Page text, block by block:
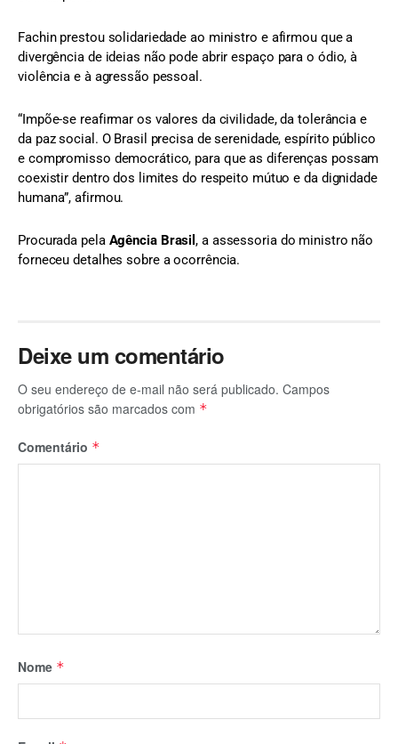
Fachin prestou solidariedade ao ministro e afirmou que a
divergência de ideias não pode abrir espaço para o ódio, à
violência e à agressão pessoal.
“Impõe-se reafirmar os valores da civilidade, da tolerância e
da paz social. O Brasil precisa de serenidade, espírito público
e compromisso democrático, para que as diferenças possam
coexistir dentro dos limites do respeito mútuo e da dignidade
humana”, afirmou.
Procurada pela Agência Brasil, a assessoria do ministro não
forneceu detalhes sobre a ocorrência.
Deixe um comentário
O seu endereço de e-mail não será publicado. Campos
obrigatórios são marcados com *
Comentário *
Nome *